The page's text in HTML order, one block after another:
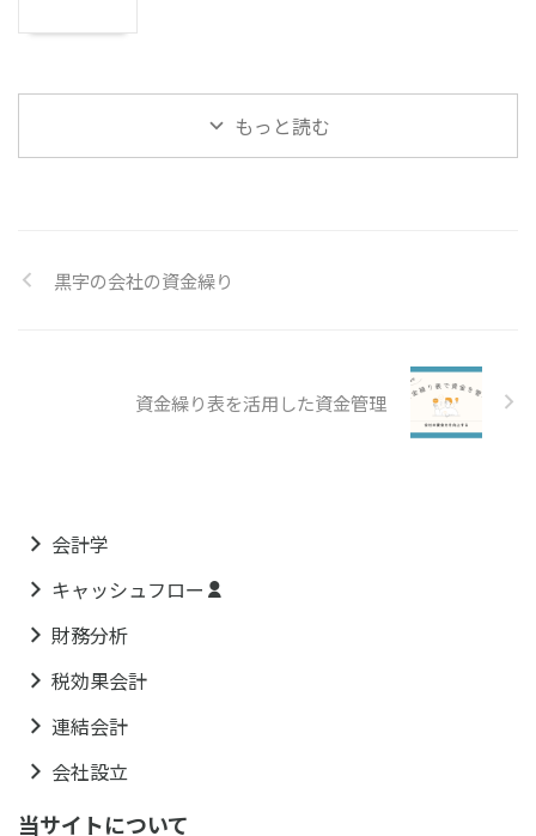
もっと読む
黒字の会社の資金繰り
資金繰り表を活用した資金管理
会計学
キャッシュフロー
財務分析
税効果会計
連結会計
会社設立
当サイトについて